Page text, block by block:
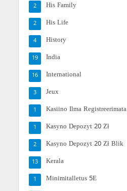
His Family
2
His Life
2
History
4
India
19
International
16
Jeux
3
Kasiino Ilma Registreerimata
1
Kasyno Depozyt 20 Zł
1
Kasyno Depozyt 20 Zł Blik
2
Kerala
13
Minimitalletus 5E
1